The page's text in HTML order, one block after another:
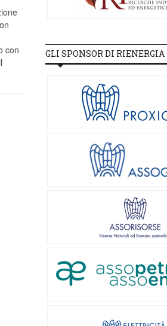
con
GLI SPONSOR DI RIENERGIA